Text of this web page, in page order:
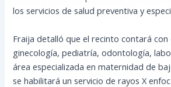
los servicios de salud preventiva y
Fraija detalló que el recinto contará con
ginecología, pediatría, odontología,
área especializada en maternidad de
se habilitará un servicio de rayos X